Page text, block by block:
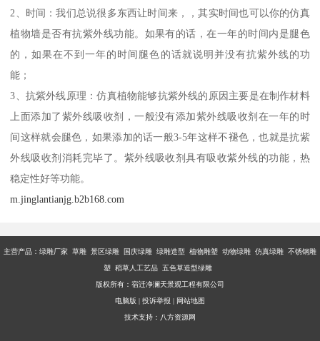
2、时间：我们总说很多东西让时间来，，其实时间也可以你的仿真
植物墙是否有抗紫外线功能。如果有的话，在一年的时间内是腿色
的，如果在不到一年的时间腿色的话就说明并没有抗紫外线的功
能；
3、抗紫外线原理：仿真植物能够抗紫外线的原因主要是在制作材料
上面添加了紫外线吸收剂，一般没有添加紫外线吸收剂在一年的时
间这样就会腿色，如果添加的话一般3-5年这样不褪色，也就是抗紫
外线吸收剂消耗完毕了。紫外线吸收剂具有吸收紫外线的功能，热
稳定性好等功能。
m.jinglantianjg.b2b168.com
主营产品： 绿雕厂家 草雕 景区绿雕 国庆绿雕 绿雕造型 植物雕塑 动物绿雕 仿真绿雕 不锈钢雕
塑 稻草人工艺品 五色草造型绿雕
版权所有：宿迁净澜天景观工程有限公司
电脑版 | 投诉举报 | 网站地图
技术支持： 八方资源网